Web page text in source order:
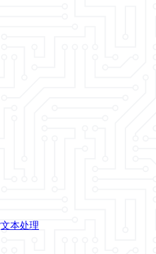
文本处理